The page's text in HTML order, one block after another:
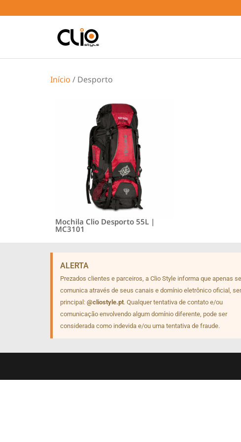
Início / Desporto
Mochila Clio Desporto 55L |
MC3101
ALERTA
Prezados clientes e parceiros, a Clio Style informa que apenas se
comunica através de seus canais e domínio eletrônico oficial,
principal: @cliostyle.pt. Qualquer tentativa de contato e/ou
comunicação envolvendo algum domínio diferente, pode ser
considerada como indevida e/ou uma tentativa de fraude.